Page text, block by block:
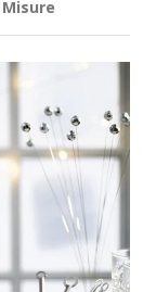
Misure